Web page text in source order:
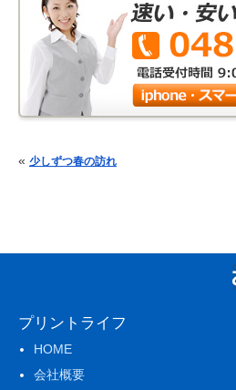
投稿ナビゲーション
« 少しずつ春の訪れ
プリントライフ
HOME
会社概要